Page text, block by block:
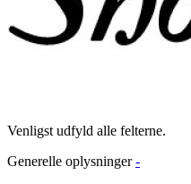
Venligst udfyld alle felterne.
Generelle oplysninger -